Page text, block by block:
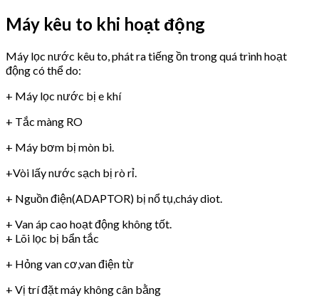
Máy kêu to khi hoạt động
Máy lọc nước kêu to, phát ra tiếng ồn trong quá trình hoạt
động có thể do:
+ Máy lọc nước bị e khí
+ Tắc màng RO
+ Máy bơm bị mòn bi.
+Vòi lấy nước sạch bị rò rỉ.
+ Nguồn điện(ADAPTOR) bị nổ tụ,cháy diot.
+ Van áp cao hoạt động không tốt.
+ Lõi lọc bị bẩn tắc
+ Hỏng van cơ,van điện từ
+ Vị trí đặt máy không cân bằng